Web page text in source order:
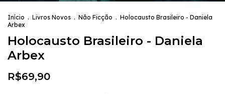
Início . Livros Novos . Não Ficção . Holocausto Brasileiro - Daniela
Arbex
Holocausto Brasileiro - Daniela
Arbex
R$69,90